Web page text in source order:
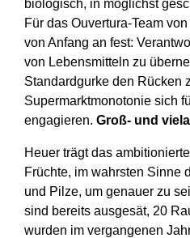
biologisch, in möglichst
Für das Ouvertura-Team
von Anfang an fest:
von Lebensmitteln zu
Standardgurke den Rücken
Supermarktmonotonie sich
engagieren. Groß- und
Heuer trägt das
Früchte, im wahrsten Sinne
und Pilze, um genauer zu
sind bereits ausgesät, 20
wurden im vergangenen